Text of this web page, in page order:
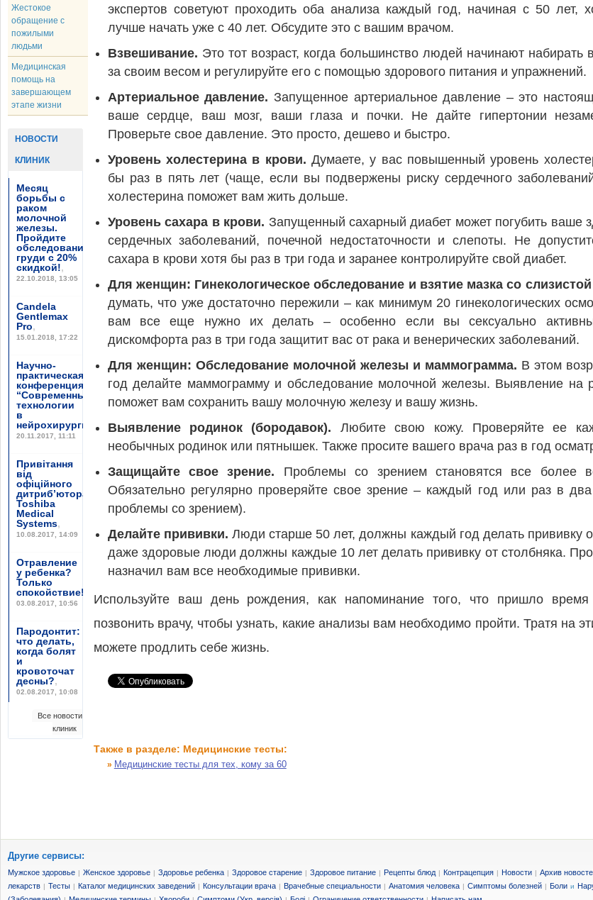
Жестокое
обращение с
пожилыми
людьми
Медицинская
помощь на
завершающем
этапе жизни
НОВОСТИ
КЛИНИК
Месяц
борьбы с
раком
молочной
железы.
Пройдите
обследование
груди с 20%
скидкой!,
22.10.2018, 13:05
Candela
Gentlemax
Pro,
15.01.2018, 17:22
Научно-
практическая
конференция
“Современные
технологии
в
нейрохирургии”
20.11.2017, 11:11
Привітання
від
офіційного
дитриб’ютора
Toshiba
Medical
Systems,
10.08.2017, 14:09
Отравление
у ребенка?
Только
спокойствие!
03.08.2017, 10:56
Пародонтит:
что делать,
когда болят
и
кровоточат
десны?,
02.08.2017, 10:08
Все новости
клиник
экспертов советуют проходить оба анализа каждый год, начиная с 50 лет,
лучше начать уже с 40 лет. Обсудите это с вашим врачом.
Взвешивание. Это тот возраст, когда большинство людей начинают набирать
за своим весом и регулируйте его с помощью здорового питания и упражнений.
Артериальное давление. Запущенное артериальное давление – это
ваше сердце, ваш мозг, ваши глаза и почки. Не дайте гипертонии
Проверьте свое давление. Это просто, дешево и быстро.
Уровень холестерина в крови.Думаете, у вас повышенный уровень
бы раз в пять лет (чаще, если вы подвержены риску сердечного
холестерина поможет вам жить дольше.
Уровень сахара в крови. Запущенный сахарный диабет может погубить ваше
сердечных заболеваний, почечной недостаточности и слепоты. Не
сахара в крови хотя бы раз в три года и заранее контролируйте свой диабет.
Для женщин: Гинекологическое обследование и взятие мазка со
думать, что уже достаточно пережили – как минимум 20 гинекологических
вам все еще нужно их делать – особенно если вы сексуально
дискомфорта раз в три года защитит вас от рака и венерических заболеваний.
Для женщин: Обследование молочной железы и маммограмма. В этом
год делайте маммограмму и обследование молочной железы. Выявление на
поможет вам сохранить вашу молочную железу и вашу жизнь.
Выявление родинок (бородавок). Любите свою кожу. Проверяйте ее
необычных родинок или пятнышек. Также просите вашего врача раз в год
Защищайте свое зрение. Проблемы со зрением становятся все более
Обязательно регулярно проверяйте свое зрение – каждый год или раз в
проблемы со зрением).
Делайте прививки. Люди старше 50 лет, должны каждый год делать прививку
даже здоровые люди должны каждые 10 лет делать прививку от столбняка.
назначил вам все необходимые прививки.
Используйте ваш день рождения, как напоминание того, что пришло время
позвонить врачу, чтобы узнать, какие анализы вам необходимо пройти. Тратя на
можете продлить себе жизнь.
Также в разделе: Медицинские тесты:
» Медицинские тесты для тех, кому за 60
Другие сервисы:
Мужское здоровье | Женское здоровье | Здоровье ребенка | Здоровое старение | Здоровое питание | Рецепты блюд | Контрацепция | Новости | Архив
лекарств | Тесты | Каталог медицинских заведений | Консультации врача | Врачебные специальности | Анатомия человека | Симптомы болезней | Боли и